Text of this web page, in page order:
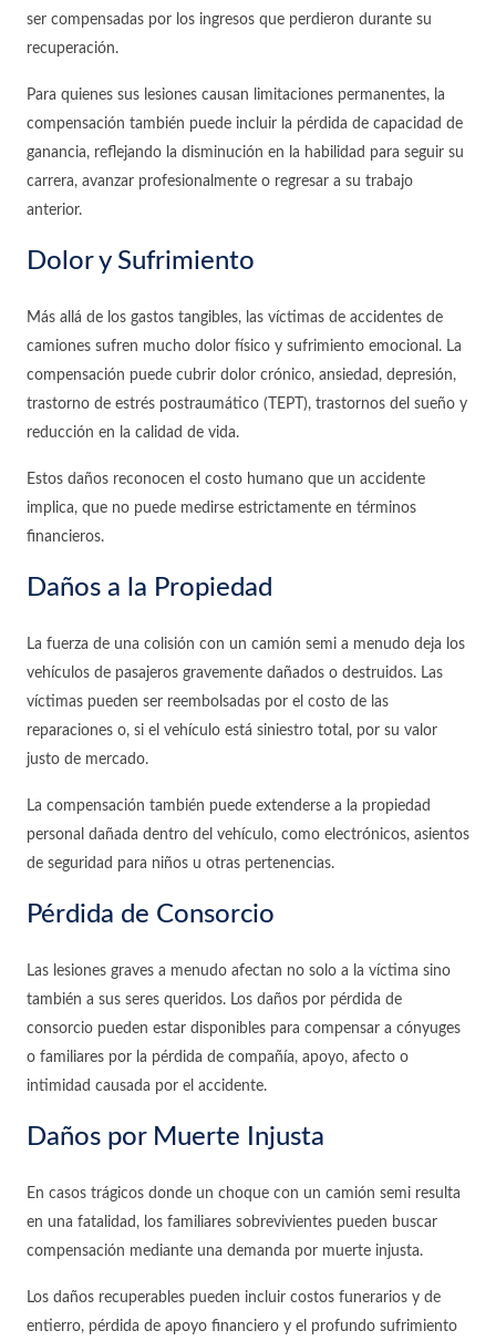
ser compensadas por los ingresos que perdieron durante su
recuperación.
Para quienes sus lesiones causan limitaciones permanentes, la
compensación también puede incluir la pérdida de capacidad de
ganancia, reflejando la disminución en la habilidad para seguir su
carrera, avanzar profesionalmente o regresar a su trabajo
anterior.
Dolor y Sufrimiento
Más allá de los gastos tangibles, las víctimas de accidentes de
camiones sufren mucho dolor físico y sufrimiento emocional. La
compensación puede cubrir dolor crónico, ansiedad, depresión,
trastorno de estrés postraumático (TEPT), trastornos del sueño y
reducción en la calidad de vida.
Estos daños reconocen el costo humano que un accidente
implica, que no puede medirse estrictamente en términos
financieros.
Daños a la Propiedad
La fuerza de una colisión con un camión semi a menudo deja los
vehículos de pasajeros gravemente dañados o destruidos. Las
víctimas pueden ser reembolsadas por el costo de las
reparaciones o, si el vehículo está siniestro total, por su valor
justo de mercado.
La compensación también puede extenderse a la propiedad
personal dañada dentro del vehículo, como electrónicos, asientos
de seguridad para niños u otras pertenencias.
Pérdida de Consorcio
Las lesiones graves a menudo afectan no solo a la víctima sino
también a sus seres queridos. Los daños por pérdida de
consorcio pueden estar disponibles para compensar a cónyuges
o familiares por la pérdida de compañía, apoyo, afecto o
intimidad causada por el accidente.
Daños por Muerte Injusta
En casos trágicos donde un choque con un camión semi resulta
en una fatalidad, los familiares sobrevivientes pueden buscar
compensación mediante una demanda por muerte injusta.
Los daños recuperables pueden incluir costos funerarios y de
entierro, pérdida de apoyo financiero y el profundo sufrimiento